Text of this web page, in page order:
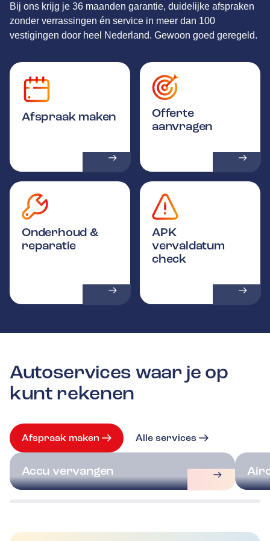
Bij ons krijg je 36 maanden garantie, duidelijke afspraken
zonder verrassingen én service in meer dan 100
vestigingen door heel Nederland. Gewoon goed geregeld.
Afspraak maken
Offerte
aanvragen
Onderhoud &
reparatie
APK
vervaldatum
check
Autoservices waar je op
kunt rekenen
Afspraak maken Alle services
Accu vervangen